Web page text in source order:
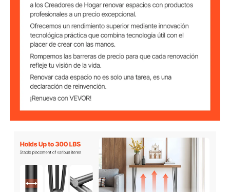
Capacidad de
Carga (Cada 1)
220 lbs / 100 kg
Placa de Montaje
(Largo x Ancho)
4,3" x 4,3" / 11 x 11 cm
Peso del Producto
(Cada 1)
6,3 lbs / 2,9 kg